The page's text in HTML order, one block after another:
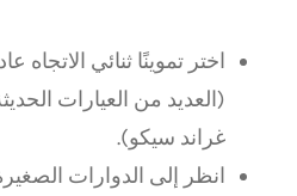
اختر تموينًا ثنائي الاتجاه
(العديد من العيارات
غراند سيكو).
انظر إلى الدوارات